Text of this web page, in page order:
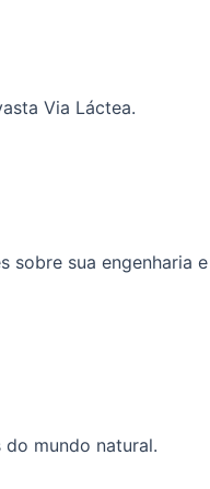
Via Láctea.
sobre sua engenharia e
mundo natural.